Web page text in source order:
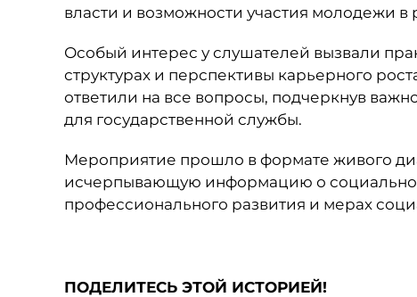
власти и возможности участия молодежи
Особый интерес у слушателей вызвали
структурах и перспективы карьерного
ответили на все вопросы, подчеркнув
для государственной службы.
Мероприятие прошло в формате живого
исчерпывающую информацию о
профессионального развития и мерах
ПОДЕЛИТЕСЬ ЭТОЙ ИСТОРИЕЙ!